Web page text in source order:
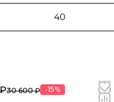
40
30 600 ₽ -15%